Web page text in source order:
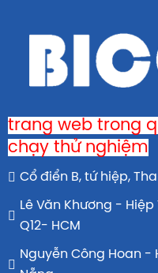
trang web trong
chạy thử nghiệm
Cổ điển B, tứ hiệp,
Lê Văn Khương -
Q12- HCM
Nguyễn Công Hoan -